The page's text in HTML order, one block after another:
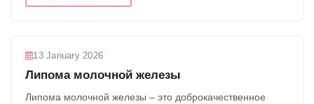
13 January 2026
Липома молочной железы
​Липома молочной железы – это доброкачественное